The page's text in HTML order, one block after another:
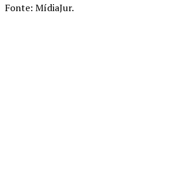
Fonte: MídiaJur.